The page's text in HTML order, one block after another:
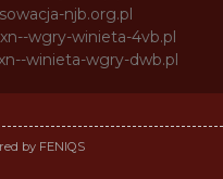
njb.org.pl
xn--wgry-winieta-4vb.pl
winieta-wgry-dwb.pl
by FENIQS